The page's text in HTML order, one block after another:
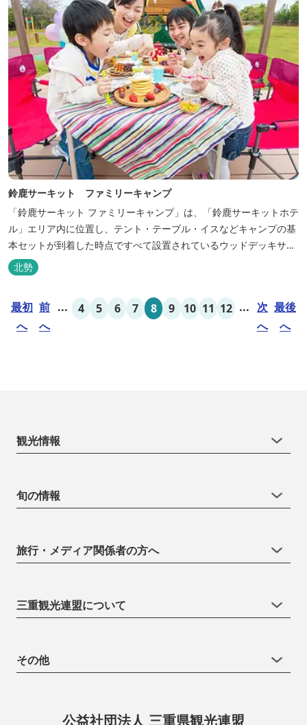
鈴鹿サーキット ファミリーキャンプ
「鈴鹿サーキット ファミリーキャンプ」は、「鈴鹿サーキットホテ
ル」エリア内に位置し、テント・テーブル・イスなどキャンプの基
本セットが到着した時点ですべて設置されているウッドデッキサイ
トの他、初めてのキャンプでも安心して楽しめる設備が整ったキャ
ンプ場です。 さらに、手ぶらでキャンプをお楽しみいただけるよう
セットなどの食材も事前にご...
北勢
最初
へ
前
へ
... 4 5 6 7 8 9 10 11 12 ... 次
へ
最後
へ
観光情報
旬の情報
旅行・メディア関係者の方へ
三重観光連盟について
その他
公益社団法人 三重県観光連盟